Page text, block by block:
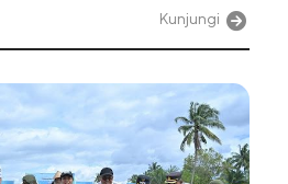
Kunjungi